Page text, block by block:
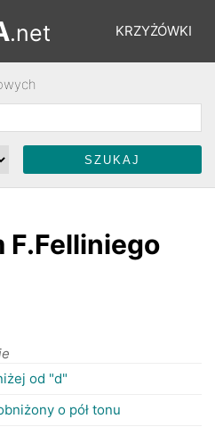
KRZYŻÓWKI
ŁAMIGŁÓWKI
.net
F.Felliniego
od "d"
o pół tonu